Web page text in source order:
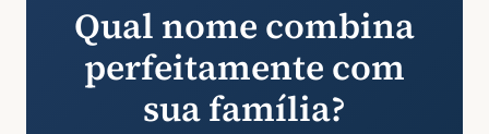
Qual nome combina
perfeitamente com
sua família?